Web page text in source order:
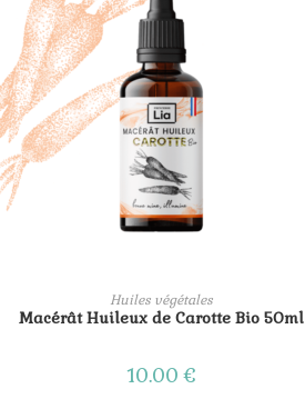
AJOUTER AU PANIER
Huiles végétales
Macérât Huileux de Carotte Bio 50ml
10.00€